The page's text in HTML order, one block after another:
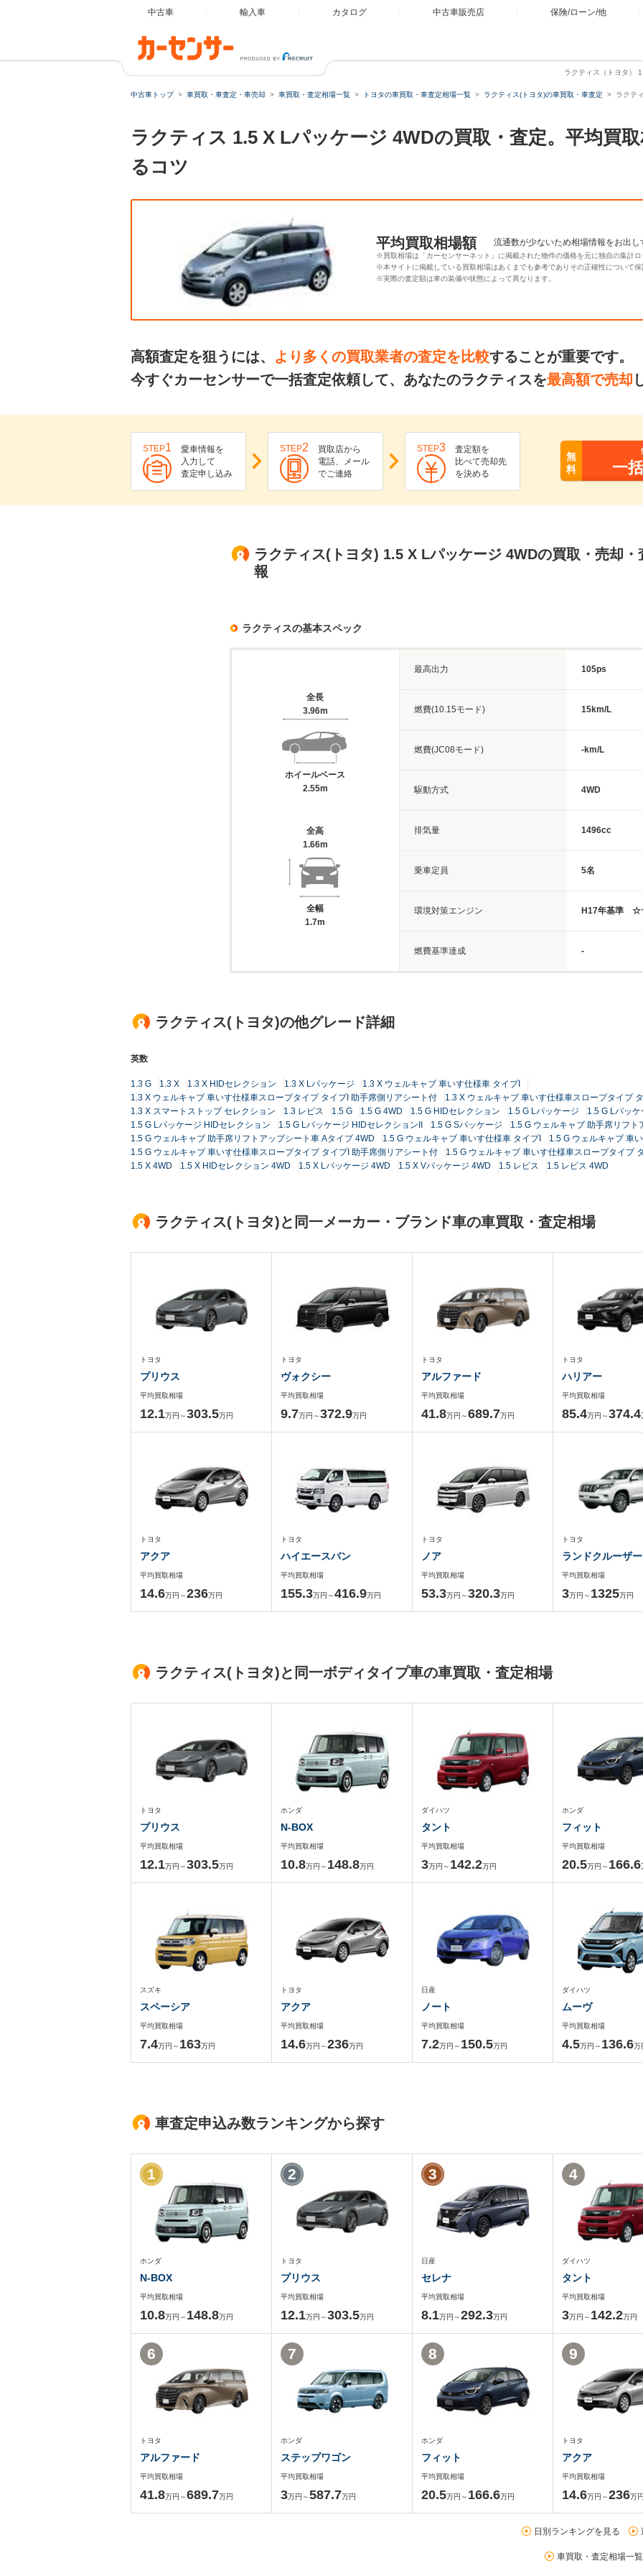
中古車 輸入車 カタログ 中古車販売店 保険/ローン/他
ラクティス（トヨタ）
中古車トップ 車買取・車査定・車売却 車買取・査定相場一覧 トヨタの車買取・車査定相場一覧 ラクティス(トヨタ)の車買取・車査定 ラクテ
ラクティス 1.5 X Lパッケージ 4WDの買取・査定。平均買
るコツ
平均買取相場額 流通数が少ないため相場情報をお出
※買取相場は「カーセンサーネット」に掲載された物件の価格を元に独自の集計
※本サイトに掲載している買取相場はあくまでも参考でありその正確性について
※実際の査定額は車の装備や状態によって異なります。
高額査定を狙うには、 より多くの買取業者の査定を比較することが重要です。
今すぐカーセンサーで一括査定依頼して、あなたのラクティスを最高額で売却
STEP1
愛車情報を
入力して
査定申し込み
STEP2
買取店から
電話、メール
でご連絡
STEP3
査定額を
比べて売却先
を決める
無
料
一
ラクティス(トヨタ) 1.5 X Lパッケージ 4WDの買取・売却・
報
ラクティスの基本スペック
全長
3.96m
ホイールベース
2.55m
全高
1.66m
全幅
1.7m
最高出力 105ps
燃費(10.15モード) 15km/L
燃費(JC08モード) -km/L
駆動方式 4WD
排気量 1496cc
乗車定員 5名
環境対策エンジン H17年基準
燃費基準達成 -
ラクティス(トヨタ)の他グレード詳細
英数
1.3 G 1.3 X 1.3 X HIDセレクション 1.3 X Lパッケージ
1.3 X ウェルキャブ 車いす仕様車 タイプI
1.3 X ウェルキャブ 車いす仕様車スロープタイプ タイプI 助手席側リアシート付
1.3 X ウェルキャブ 車いす仕様車スロープタイプ
1.3 X スマートストップ セレクション
1.3 レピス 1.5 G 1.5 G 4WD 1.5 G HIDセレクション 1.5 G Lパッケージ
1.5 G Lパッ
1.5 G Lパッケージ HIDセレクション
1.5 G Lパッケージ HIDセレクションII 1.5 G Sパッケージ
1.5 G ウェルキャブ 助手席リフト
1.5 G ウェルキャブ 助手席リフトアップシート車 Aタイプ 4WD
1.5 G ウェルキャブ 車いす仕様車 タイプI
1.5 G ウェルキャブ 車
1.5 G ウェルキャブ 車いす仕様車スロープタイプ タイプI 助手席側リアシート付
1.5 G ウェルキャブ 車いす仕様車スロープタイプ
1.5 X 4WD
1.5 X HIDセレクション 4WD 1.5 X Lパッケージ 4WD 1.5 X Vパッケージ 4WD 1.5 レピス 1.5 レピス 4WD
ラクティス(トヨタ)と同一メーカー・ブランド車の車買取・査定相場
トヨタ
プリウス
平均買取相場
12.1万円～303.5万円
トヨタ
ヴォクシー
平均買取相場
9.7万円～372.9万円
トヨタ
アルファード
平均買取相場
41.8万円～689.7万円
トヨタ
ハリアー
平均買取相場
85.4万円～374.4
トヨタ
アクア
平均買取相場
14.6万円～236万円
トヨタ
ハイエースバン
平均買取相場
155.3万円～416.9万円
トヨタ
ノア
平均買取相場
53.3万円～320.3万円
トヨタ
ランドクルーザ
平均買取相場
3万円～ 1325万円
ラクティス(トヨタ)と同一ボディタイプ車の車買取・査定相場
トヨタ
プリウス
平均買取相場
12.1万円～303.5万円
ホンダ
N-BOX
平均買取相場
10.8万円～ 148.8万円
ダイハツ
タント
平均買取相場
3万円～ 142.2万円
ホンダ
フィット
平均買取相場
20.5万円～ 166.6
スズキ
スペーシア
平均買取相場
7.4万円～ 163万円
トヨタ
アクア
平均買取相場
14.6万円～236万円
日産
ノート
平均買取相場
7.2万円～ 150.5万円
ダイハツ
ムーヴ
平均買取相場
4.5万円～ 136.6万
車査定申込み数ランキングから探す
ホンダ
N-BOX
平均買取相場
10.8万円～ 148.8万円
1
トヨタ
プリウス
平均買取相場
12.1万円～303.5万円
2
日産
セレナ
平均買取相場
8.1万円～292.3万円
3
ダイハツ
タント
平均買取相場
3万円～ 142.2万円
4
トヨタ
アルファード
平均買取相場
41.8万円～689.7万円
6
ホンダ
ステップワゴン
平均買取相場
3万円～587.7万円
7
ホンダ
フィット
平均買取相場
20.5万円～ 166.6万円
8
トヨタ
アクア
平均買取相場
14.6万円～236万
9
日別ランキングを見る
車買取・査定相場一